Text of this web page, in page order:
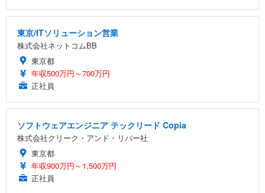
東京/ITソリューション営業
株式会社ネットコムBB
東京都
年収500万円～700万円
正社員
ソフトウェアエンジニア テックリード Copia
株式会社クリーク・アンド・リバー社
東京都
年収900万円～1,500万円
正社員